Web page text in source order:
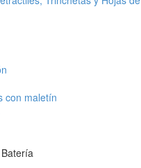
con maletín